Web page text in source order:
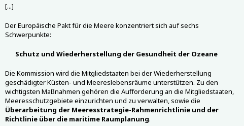
[...]
Der Europäische Pakt für die Meere konzentriert sich auf sechs
Schwerpunkte:
Schutz und Wiederherstellung der Gesundheit der Ozeane
Die Kommission wird die Mitgliedstaaten bei der Wiederherstellung
geschädigter Küsten- und Meereslebensräume unterstützen. Zu den
wichtigsten Maßnahmen gehören die Aufforderung an die Mitgliedstaaten,
Meeresschutzgebiete einzurichten und zu verwalten, sowie die
Überarbeitung der Meeresstrategie-Rahmenrichtlinie und der
Richtlinie über die maritime Raumplanung.